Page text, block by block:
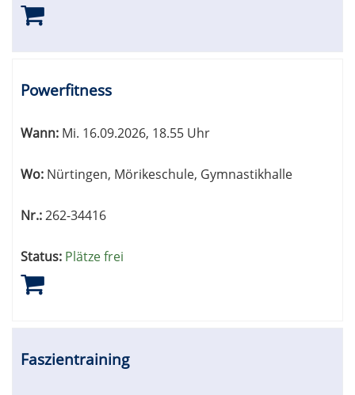
Powerfitness
Wann: Mi. 16.09.2026, 18.55 Uhr
Wo: Nürtingen, Mörikeschule, Gymnastikhalle
Nr.:262-34416
Status: Plätze frei
Faszientraining